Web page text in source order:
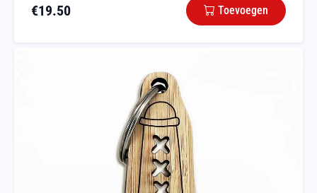
€19.50 Toevoegen